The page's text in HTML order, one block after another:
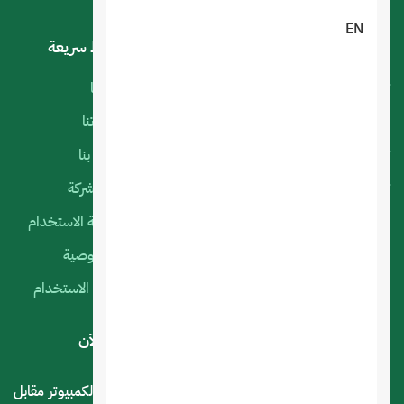
EN
روابط سريعة
أعمالنا
منتجاتنا
اتصل بنا
عن الشركة
سياسة الاستخدام
الخصوصية
شروط الاستخدام
لديك استفسار أو اقتراح؟ .. اتصل بنا الآن
المملكة العربية السعودية - الرياض - حي العليا سوق الكمبيوتر مقابل